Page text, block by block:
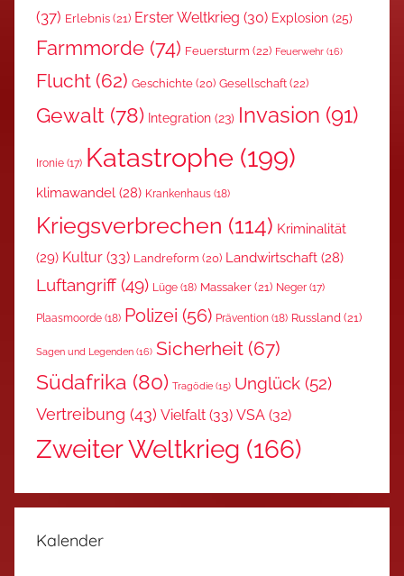
(37) Erlebnis (21) Erster Weltkrieg (30) Explosion (25)
Farmmorde (74) Feuersturm (22) Feuerwehr (16)
Flucht (62) Geschichte (20) Gesellschaft(22)
Gewalt (78) Integration (23) Invasion (91)
Ironie (17) Katastrophe (199)
klimawandel (28) Krankenhaus (18)
Kriegsverbrechen (114) Kriminalität
(29) Kultur (33) Landreform (20) Landwirtschaft (28)
Luftangriff (49) Lüge (18) Massaker (21) Neger (17)
Plaasmoorde (18) Polizei (56) Prävention (18) Russland (21)
Sagen und Legenden (16) Sicherheit (67)
Südafrika (80) Tragödie (15) Unglück (52)
Vertreibung (43) Vielfalt (33) VSA (32)
Zweiter Weltkrieg (166)
Kalender